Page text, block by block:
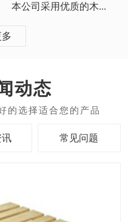
公司采用优质的木...
动态
讯 常见问题